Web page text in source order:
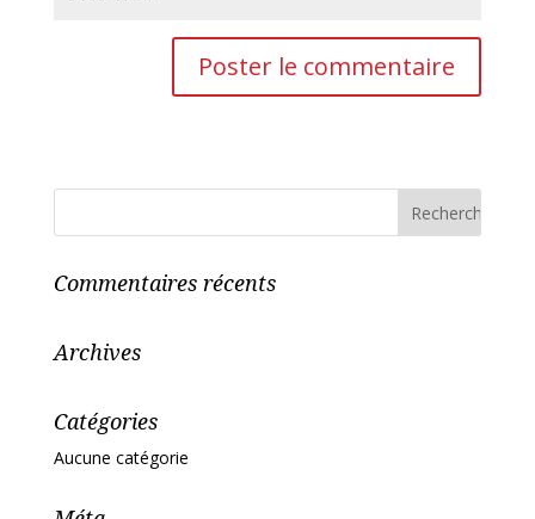
Commentaires récents
Archives
Catégories
Aucune catégorie